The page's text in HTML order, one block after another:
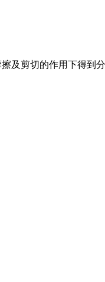
及剪切的作用下得到